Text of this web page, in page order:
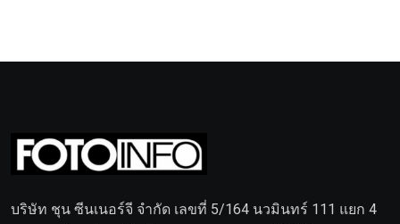
บริษัท ชุน ซีนเนอร์จี จำกัด เลขที่ 5/164 นวมินทร์ 111 แยก 4